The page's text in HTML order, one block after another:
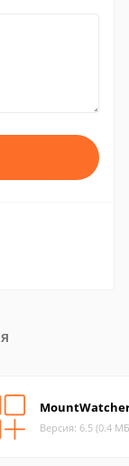
Версия: 6.5 (0.4